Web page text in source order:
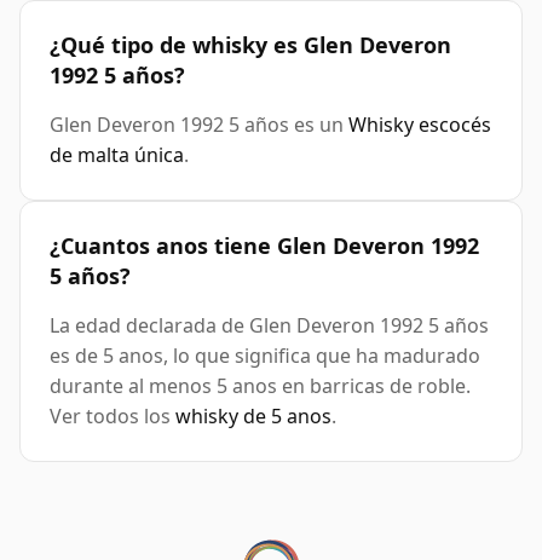
¿Qué tipo de whisky es Glen Deveron
1992 5 años?
Glen Deveron 1992 5 años es un Whisky escocés
de malta única.
¿Cuantos anos tiene Glen Deveron 1992
5 años?
La edad declarada de Glen Deveron 1992 5 años
es de 5 anos, lo que significa que ha madurado
durante al menos 5 anos en barricas de roble.
Ver todos los whisky de 5 anos.